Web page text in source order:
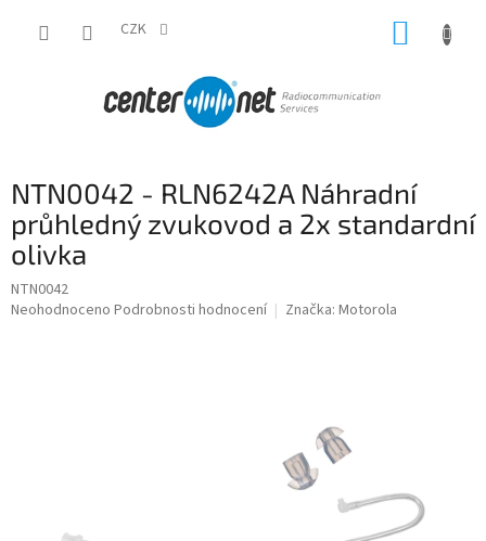
CZK
NTN0042 - RLN6242A Náhradní
průhledný zvukovod a 2x standardní
olivka
NTN0042
Průměrné
Neohodnoceno Podrobnosti hodnocení Značka: Motorola